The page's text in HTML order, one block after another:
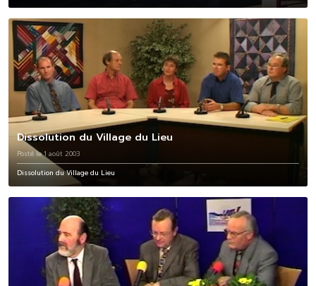
Dissolution du Village du Lieu
Posté le 1 août 2003
Dissolution du Village du Lieu